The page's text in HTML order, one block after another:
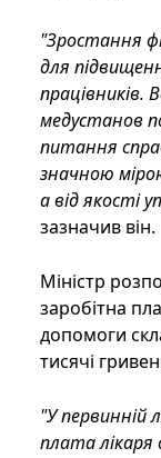
"Зростання
для
працівників.
медустанов
питання
значною
а від якості
зазначив він.
Міністр
заробітна
допомоги
тисячі
"У первинній
плата лікаря